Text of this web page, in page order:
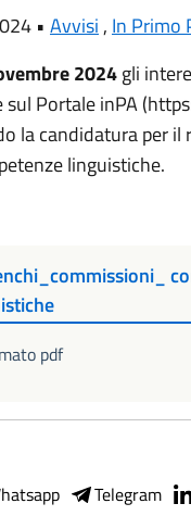
• Avvisi , In Primo
2024gli
Portale inPA
la candidatura per
linguistiche.
pdf
Telegram